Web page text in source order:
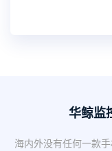
华鲸监
海内外没有任何一款